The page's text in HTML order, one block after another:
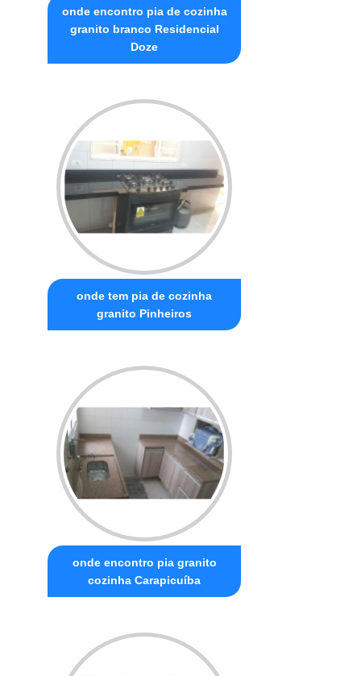
onde encontro pia de cozinha
granito branco Residencial
Doze
onde tem pia de cozinha
granito Pinheiros
onde encontro pia granito
cozinha Carapicuíba